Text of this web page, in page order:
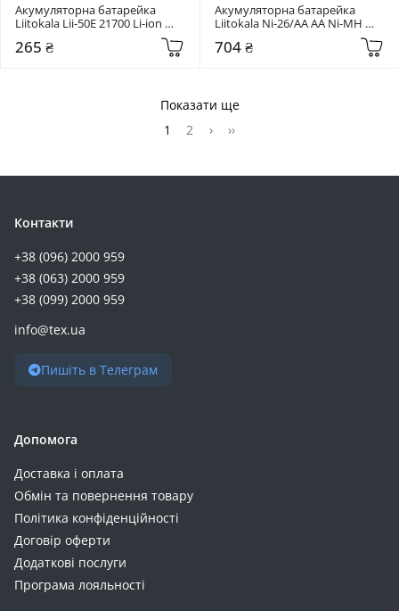
Акумуляторна батарейка
Liitokala Lii-50E 21700 Li-ion
265 ₴
Акумуляторна батарейка
Liitokala Ni-26/AA AA Ni-MH
704 ₴
Показати ще
1
2 › ››
Контакти
+38 (096) 2000 959
+38 (063) 2000 959
+38 (099) 2000 959
info@tex.ua
Пишіть в Телеграм
Допомога
Доставка і оплата
Обмін та повернення товару
Політика конфіденційності
Договір оферти
Додаткові послуги
Програма лояльності